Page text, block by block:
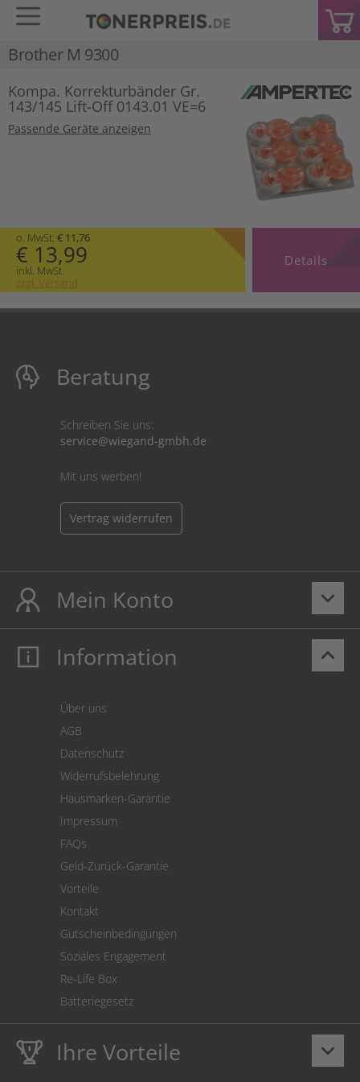
Brother M 9300
Kompa. Korrekturbänder Gr.
143/145 Lift-Off 0143.01 VE=6
Passende Geräte anzeigen
o. MwSt. € 11,76
€ 13,99
inkl. MwSt.
zzgl. Versand
Details
Beratung
Schreiben Sie uns:
service@wiegand-gmbh.de
Mit uns werben!
Vertrag widerrufen
keyboard_arrow_down
Mein Konto
Mein Konto
Cookie Einstellungen
keyboard_arrow_up
Information
Über uns
AGB
Datenschutz
Widerrufsbelehrung
Hausmarken-Garantie
Impressum
FAQs
Geld-Zurück-Garantie
Vorteile
Kontakt
Gutscheinbedingungen
Soziales Engagement
Re-Life Box
Batteriegesetz
keyboard_arrow_down
Ihre Vorteile